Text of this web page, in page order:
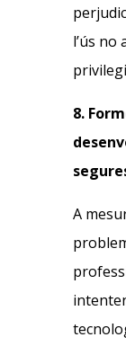
l’ús
8.
A